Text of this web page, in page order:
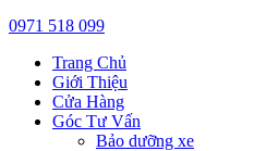
0971 518 099
Trang Chủ
Giới Thiệu
Cửa Hàng
Góc Tư Vấn
Bảo dưỡng xe